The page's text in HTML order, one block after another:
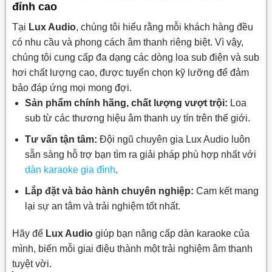
đỉnh cao
Tại Lux Audio, chúng tôi hiểu rằng mỗi khách hàng đều
có nhu cầu và phong cách âm thanh riêng biệt. Vì vậy,
chúng tôi cung cấp đa dạng các dòng loa sub điện và sub
hơi chất lượng cao, được tuyển chọn kỹ lưỡng để đảm
bảo đáp ứng mọi mong đợi.
Sản phẩm chính hãng, chất lượng vượt trội: Loa
sub từ các thương hiệu âm thanh uy tín trên thế giới.
Tư vấn tận tâm: Đội ngũ chuyên gia Lux Audio luôn
sẵn sàng hỗ trợ bạn tìm ra giải pháp phù hợp nhất với
dàn karaoke gia đình.
Lắp đặt và bảo hành chuyên nghiệp: Cam kết mang
lại sự an tâm và trải nghiệm tốt nhất.
Hãy để Lux Audiogiúp bạn nâng cấp dàn karaoke của
mình, biến mỗi giai điệu thành một trải nghiệm âm thanh
tuyệt vời.